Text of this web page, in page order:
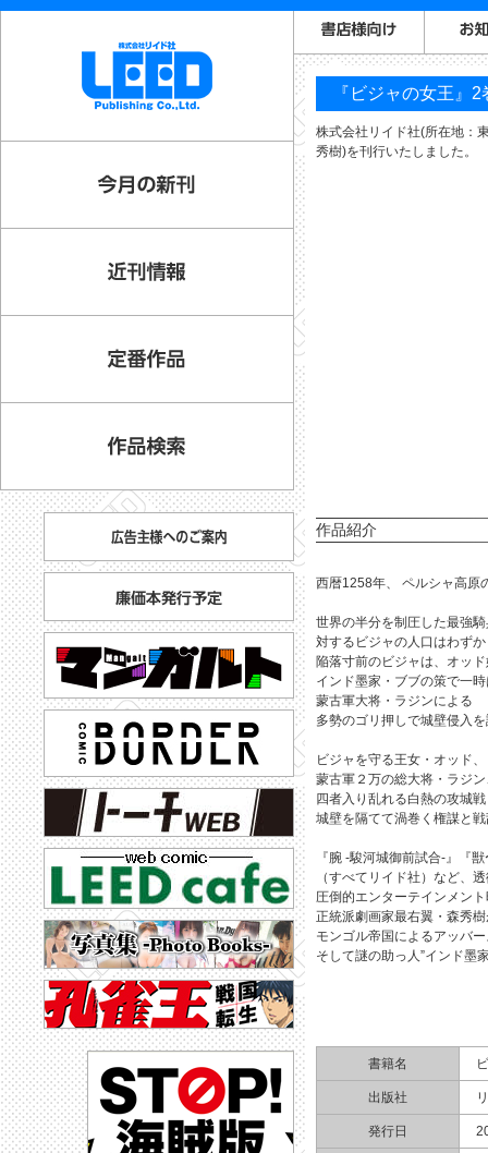
『ビジャの女王
株式会社リイド社(所在地：
秀樹)を刊行いたしました。
作品紹介
西暦1258年、 ペルシャ高原
世界の半分を制圧した最強
対するビジャの人口はわず
陥落寸前のビジャは、オッ
インド墨家・ブブの策で一
蒙古軍大将・ラジンによる
多勢のゴリ押しで城壁侵入
ビジャを守る王女・オッド
蒙古軍２万の総大将・ラジ
四者入り乱れる白熱の攻城
城壁を隔てて渦巻く権謀と
『腕 -駿河城御前試合-』『
（すべてリイド社）など、
圧倒的エンターテインメン
正統派劇画家最右翼・森秀
モンゴル帝国によるアッバ
そして謎の助っ人”インド墨
書籍名
出版社
発行日